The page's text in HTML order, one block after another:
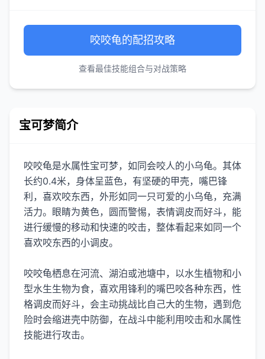
咬咬龟的配招攻略
查看最佳技能组合与对战策略
宝可梦简介
咬咬龟是水属性宝可梦，如同会咬人的小乌龟。其体
长约0.4米，身体呈蓝色，有坚硬的甲壳，嘴巴锋
利，喜欢咬东西，外形如同一只可爱的小乌龟，充满
活力。眼睛为黄色，圆而警惕，表情调皮而好斗，能
进行缓慢的移动和快速的咬击，整体看起来如同一个
喜欢咬东西的小调皮。
咬咬龟栖息在河流、湖泊或池塘中，以水生植物和小
型水生生物为食，喜欢用锋利的嘴巴咬各种东西，性
格调皮而好斗，会主动挑战比自己大的生物，遇到危
险时会缩进壳中防御，在战斗中能利用咬击和水属性
技能进行攻击。